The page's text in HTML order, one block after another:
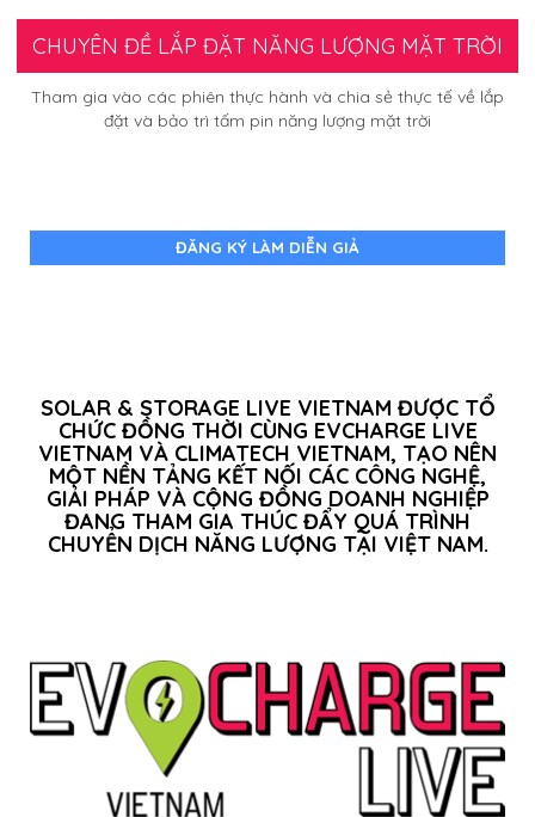
CHUYÊN ĐỀ LẮP ĐẶT NĂNG LƯỢNG MẶT TRỜI
Tham gia vào các phiên thực hành và chia sẻ thực tế về lắp
đặt và bảo trì tấm pin​ năng lượng mặt trời
ĐĂNG KÝ LÀM DIỄN GIẢ
SOLAR & STORAGE LIVE VIETNAM ĐƯỢC TỔ
CHỨC ĐỒNG THỜI CÙNG EVCHARGE LIVE
VIETNAM VÀ CLIMATECH VIETNAM, TẠO NÊN
MỘT NỀN TẢNG KẾT NỐI CÁC CÔNG NGHỆ,
GIẢI PHÁP VÀ CỘNG ĐỒNG DOANH NGHIỆP
ĐANG THAM GIA THÚC ĐẨY QUÁ TRÌNH
CHUYỂN DỊCH NĂNG LƯỢNG TẠI VIỆT NAM.